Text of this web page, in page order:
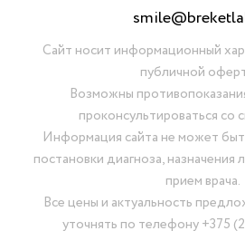
Сайт носит информационный
публичной
Возможны
проконсультироваться со
Информация сайта не может
постановки диагноза, назначения
прием врача.
Все цены и актуальность
уточнять по телефону+375